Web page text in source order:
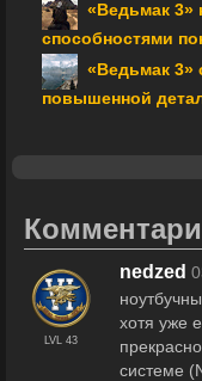
«Ведьмак
способностями
«Ведьмак 3»
повышенной
LVL 43
nedzed
хотя уже
системе